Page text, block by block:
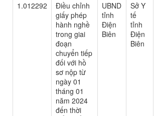
1.012292
Điều chỉnh
giấy phép
hành nghề
trong giai
đoạn
chuyển tiếp
đối với hồ
sơ nộp từ
ngày 01
tháng 01
năm 2024
đến thời
UBND
tỉnh
Điện
Biên
Sở Y
tế
tỉnh
Điện
Biên